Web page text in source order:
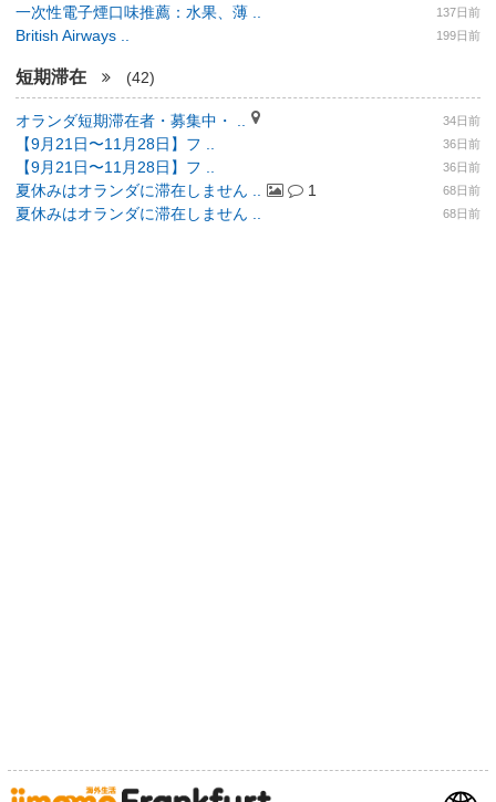
一次性電子煙口味推薦：水果、薄 .. 137日前
British Airways .. 199日前
短期滞在 (42)
オランダ短期滞在者・募集中・ .. 34日前
【9月21日〜11月28日】フ .. 36日前
【9月21日〜11月28日】フ .. 36日前
夏休みはオランダに滞在しません .. 1 68日前
夏休みはオランダに滞在しません .. 68日前